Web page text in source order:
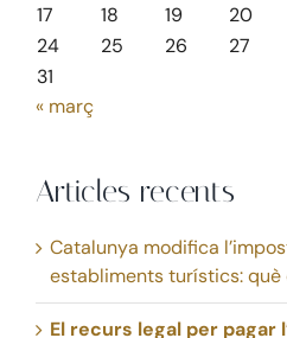
17
18 19 20
24
25 26 27
31
« març
Articles recents
Catalunya modifica
establiments turístics: què
El recurs legal per pagar